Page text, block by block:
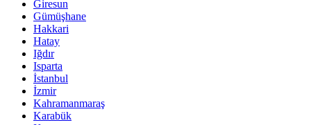
Giresun
Gümüşhane
Hakkari
Hatay
Iğdır
Isparta
İstanbul
İzmir
Kahramanmaraş
Karabük